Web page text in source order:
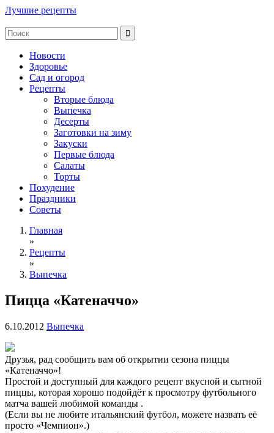
Лучшие рецепты
Новости
Здоровье
Сад и огород
Рецепты
Вторые блюда
Выпечка
Десерты
Заготовки на зиму
Закуски
Первые блюда
Салаты
Торты
Похудение
Праздники
Советы
Главная
»
Рецепты
»
Выпечка
Пицца «Катеначчо»
6.10.2012 Выпечка
Друзья, рад сообщить вам об открытии сезона пиццы
«Катеначчо»!
Простой и доступный для каждого рецепт вкусной и сытной
пиццы, которая хорошо подойдёт к просмотру футбольного
матча вашей любимой команды .
(Если вы не любите итальянский футбол, можете назвать её
просто «Чемпион».)